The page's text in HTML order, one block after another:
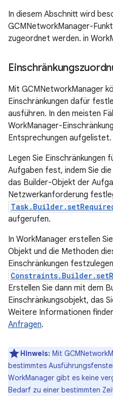
In diesem Abschnitt wird
GCMNetworkManager-
zugeordnet werden. in
Mit GCMNetworkManager
Einschränkungen dafür
ausführen. In den meisten
WorkManager-
Entsprechungen aufgelistet.
Legen Sie Einschränkungen
Aufgaben fest, indem Sie
das Builder-Objekt der
Netzwerkanforderung
aufgerufen.
In WorkManager erstellen
Objekt und die Methoden
Einschränkungen
Erstellen Sie dann mit dem
Einschränkungsobjekt, das
Weitere Informationen
Anfragen.
Hinweis: Mit
bestimmtes
WorkManager gibt es keine
Bedarf zu einer bestimmten